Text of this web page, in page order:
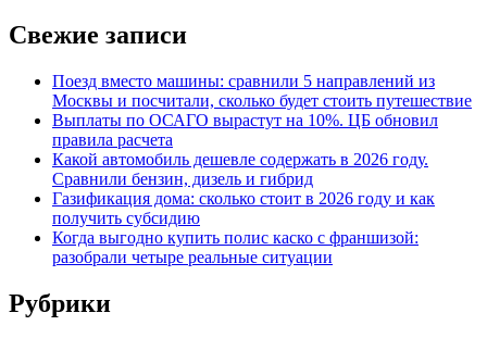
Свежие записи
Поезд вместо машины: сравнили 5 направлений из
Москвы и посчитали, сколько будет стоить путешествие
Выплаты по ОСАГО вырастут на 10%. ЦБ обновил
правила расчета
Какой автомобиль дешевле содержать в 2026 году.
Сравнили бензин, дизель и гибрид
Газификация дома: сколько стоит в 2026 году и как
получить субсидию
Когда выгодно купить полис каско с франшизой:
разобрали четыре реальные ситуации
Рубрики